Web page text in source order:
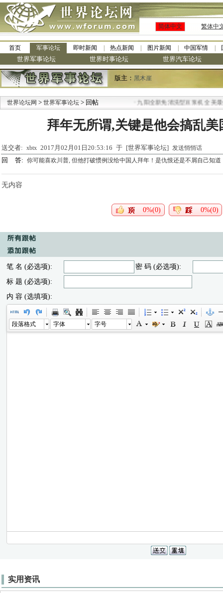
简体中文 繁体中
首页 军事论坛 即时新闻 热点新闻 图片新闻 中国军情
世界军事论坛 世界时事论坛 世界汽车论坛
版主： 黑木崖
世界论坛网 > 世界军事论坛 > 回帖 九阳全新免清洗型豆浆机 全美最低
拜年无所谓,关键是他会搞乱美
送交者: xbtx 2017月02月01日20:53:16 于 [世界军事论坛] 发送悄悄话
回 答: 你可能喜欢川普, 但他打破惯例没给中国人拜年！是仇恨还是不屑自己知道
无内容
0%(0) 0%(0)
笔 名 (必选项):
密 码 (必选项):
标 题 (必选项):
内 容 (选填项):
段落格式 字体 字号
实用资讯